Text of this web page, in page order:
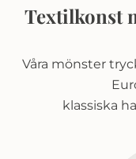
Textilkonst
Våra mönster
klassiska